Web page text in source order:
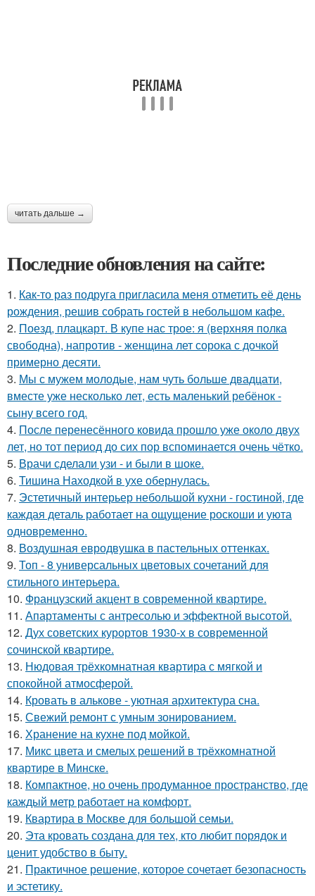
читать дальше →
Последние обновления на сайте:
1. Как-то раз подруга пригласила меня отметить её день
рождения, решив собрать гостей в небольшом кафе.
2. Поезд, плацкарт. В купе нас трое: я (верхняя полка
свободна), напротив - женщина лет сорока с дочкой
примерно десяти.
3. Мы с мужем молодые, нам чуть больше двадцати,
вместе уже несколько лет, есть маленький ребёнок -
сыну всего год.
4. После перенесённого ковида прошло уже около двух
лет, но тот период до сих пор вспоминается очень чётко.
5. Врачи сделали узи - и были в шоке.
6. Тишина Находкой в ухе обернулась.
7. Эстетичный интерьер небольшой кухни - гостиной, где
каждая деталь работает на ощущение роскоши и уюта
одновременно.
8. Воздушная евродвушка в пастельных оттенках.
9. Топ - 8 универсальных цветовых сочетаний для
стильного интерьера.
10. Французский акцент в современной квартире.
11. Апартаменты с антресолью и эффектной высотой.
12. Дух советских курортов 1930-х в современной
сочинской квартире.
13. Нюдовая трёхкомнатная квартира с мягкой и
спокойной атмосферой.
14. Кровать в алькове - уютная архитектура сна.
15. Свежий ремонт с умным зонированием.
16. Хранение на кухне под мойкой.
17. Микс цвета и смелых решений в трёхкомнатной
квартире в Минске.
18. Компактное, но очень продуманное пространство, где
каждый метр работает на комфорт.
19. Квартира в Москве для большой семьи.
20. Эта кровать создана для тех, кто любит порядок и
ценит удобство в быту.
21. Практичное решение, которое сочетает безопасность
и эстетику.